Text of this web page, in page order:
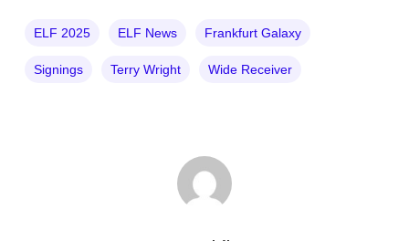
ELF 2025 ELF News Frankfurt Galaxy
Signings Terry Wright Wide Receiver